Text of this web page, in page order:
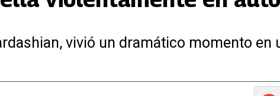
vivió un dramático momento en